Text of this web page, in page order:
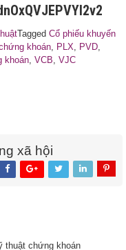
Tagged Cổ phiếu khuyến
khoán PLX PVD
khoán VCB VJC
xã hội
thuật chứng khoán